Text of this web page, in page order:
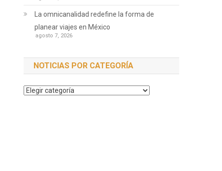
La omnicanalidad redefine la forma de
planear viajes en México
agosto 7, 2026
NOTICIAS POR CATEGORÍA
Noticias